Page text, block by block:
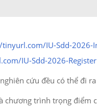
IU-Sdd-2026-
IU-Sdd-2026-Register
cứu đều có thể đi
chương trình trọng điểm